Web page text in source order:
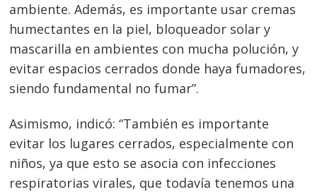
ambiente. Además, es importante usar cremas
humectantes en la piel, bloqueador solar y
mascarilla en ambientes con mucha polución, y
evitar espacios cerrados donde haya fumadores,
siendo fundamental no fumar”.
Asimismo, indicó: “También es importante
evitar los lugares cerrados, especialmente con
niños, ya que esto se asocia con infecciones
respiratorias virales, que todavía tenemos una